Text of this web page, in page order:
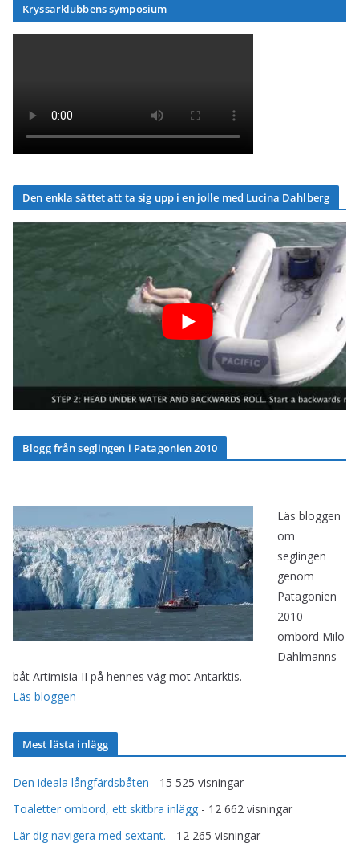
Kryssarklubbens symposium
Den enkla sättet att ta sig upp i en jolle med Lucina Dahlberg
Blogg från seglingen i Patagonien 2010
Läs bloggen
om
seglingen
genom
Patagonien
2010
ombord Milo
Dahlmanns
båt Artimisia II på hennes väg mot Antarktis.
Läs bloggen
Mest lästa inlägg
Den ideala långfärdsbåten - 15 525 visningar
Toaletter ombord, ett skitbra inlägg - 12 662 visningar
Lär dig navigera med sextant. - 12 265 visningar